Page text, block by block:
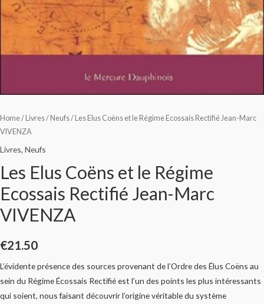
Home/ Livres/ Neufs/ Les Elus Coëns et le Régime Ecossais Rectifié Jean-Marc
VIVENZA
Livres, Neufs
Les Elus Coëns et le Régime
Ecossais Rectifié Jean-Marc
VIVENZA
€21.50
L’évidente présence des sources provenant de l’Ordre des Élus Coëns au
sein du Régime Écossais Rectifié est l’un des points les plus intéressants
qui soient, nous faisant découvrir l’origine véritable du système